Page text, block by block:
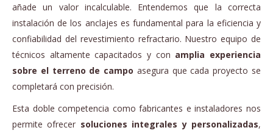
añade un valor incalculable. Entendemos que la correcta
instalación de los anclajes es fundamental para la eficiencia y
confiabilidad del revestimiento refractario. Nuestro equipo de
técnicos altamente capacitados y con amplia experiencia
sobre el terreno de campo asegura que cada proyecto se
completará con precisión.
Esta doble competencia como fabricantes e instaladores nos
permite ofrecer soluciones integrales y personalizadas,